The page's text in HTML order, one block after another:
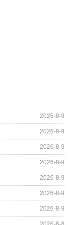
2026-8-9
2026-8-9
2026-8-9
2026-8-9
2026-8-9
2026-8-9
2026-8-9